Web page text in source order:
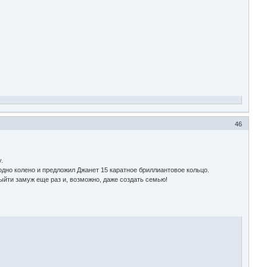
46
колено и предложил Джанет 15 каратное бриллиантовое кольцо.
замуж еще раз и, возможно, даже создать семью!